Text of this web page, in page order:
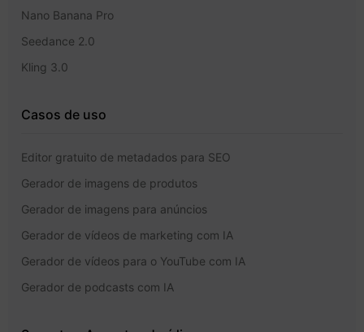
Nano Banana Pro
Seedance 2.0
Kling 3.0
Casos de uso
Editor gratuito de metadados para SEO
Gerador de imagens de produtos
Gerador de imagens para anúncios
Gerador de vídeos de marketing com IA
Gerador de vídeos para o YouTube com IA
Gerador de podcasts com IA